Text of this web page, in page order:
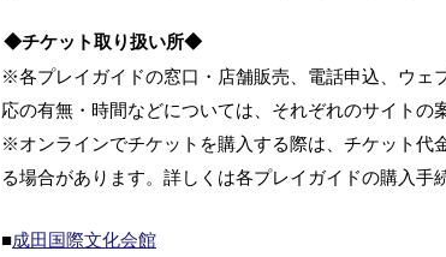
◆チケット取り扱い所◆
※各プレイガイドの窓口・店舗販売、電話申込、ウェ
応の有無・時間などについては、それぞれのサイトの
※オンラインでチケットを購入する際は、チケット代
る場合があります。詳しくは各プレイガイドの購入手
■成田国際文化会館